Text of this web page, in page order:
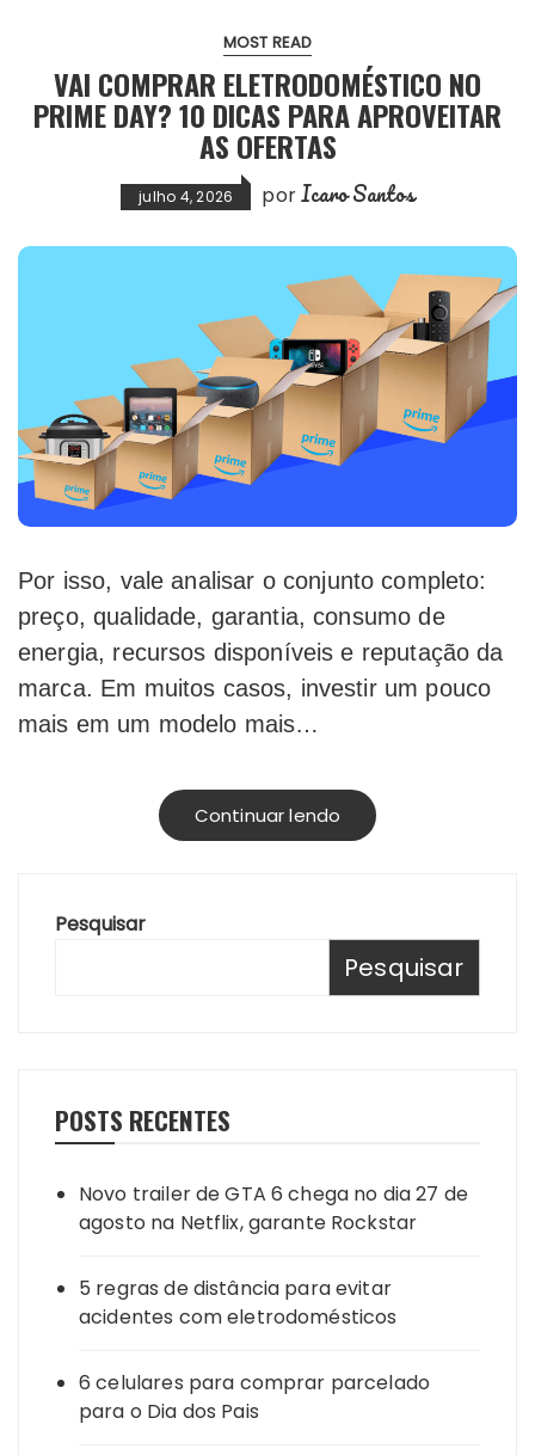
MOST READ
VAI COMPRAR ELETRODOMÉSTICO NO
PRIME DAY? 10 DICAS PARA APROVEITAR
AS OFERTAS
julho 4, 2026 porIcaro Santos
Por isso, vale analisar o conjunto completo:
preço, qualidade, garantia, consumo de
energia, recursos disponíveis e reputação da
marca. Em muitos casos, investir um pouco
mais em um modelo mais…
Continuar lendo
Pesquisar
Pesquisar
POSTS RECENTES
Novo trailer de GTA 6 chega no dia 27 de
agosto na Netflix, garante Rockstar
5 regras de distância para evitar
acidentes com eletrodomésticos
6 celulares para comprar parcelado
para o Dia dos Pais